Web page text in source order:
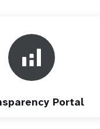
Portal